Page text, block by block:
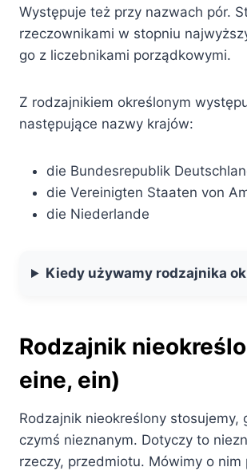
Występuje też przy nazwach pór.
rzeczownikami w stopniu
go z liczebnikami porządkowymi.
Z rodzajnikiem określonym
następujące nazwy krajów:
die Bundesrepublik
die Vereinigten Staaten von
die Niederlande
Kiedy używamy rodzajnika
Rodzajnik
eine, ein)
Rodzajnik nieokreślony stosujemy,
czymś nieznanym. Dotyczy to
rzeczy, przedmiotu. Mówimy o nim